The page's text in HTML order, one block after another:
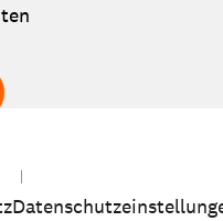
Seitenanfang